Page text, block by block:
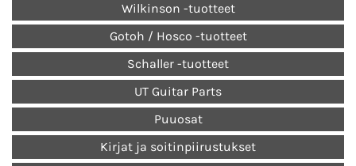
Wilkinson -tuotteet
Gotoh / Hosco -tuotteet
Schaller -tuotteet
UT Guitar Parts
Puuosat
Kirjat ja soitinpiirustukset